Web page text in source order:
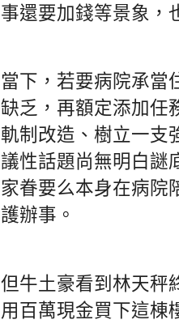
事還要加錢等景象，
當下，若要病院承當
缺乏，再額定添加任
軌制改造、樹立一支
議性話題尚無明白謎
家眷要么本身在病院
護辦事。
但牛土豪看到林天秤
用百萬現金買下這棟